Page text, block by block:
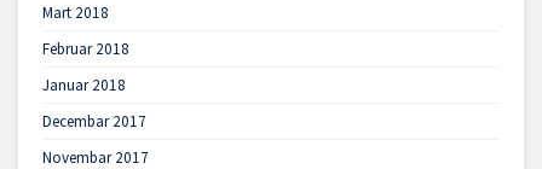
Mart 2018
Februar 2018
Januar 2018
Decembar 2017
Novembar 2017